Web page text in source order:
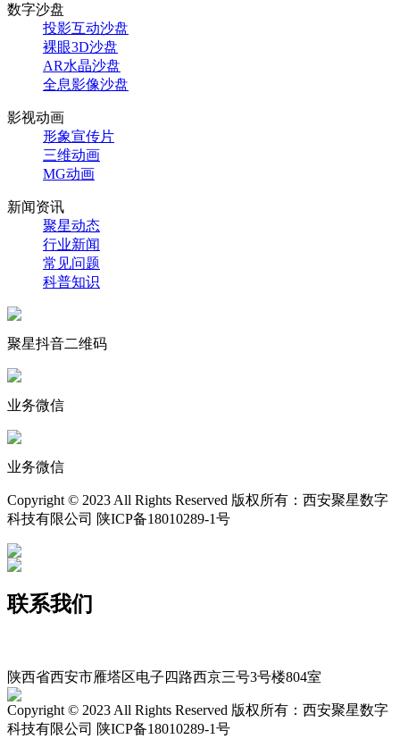
数字沙盘
投影互动沙盘
裸眼3D沙盘
AR水晶沙盘
全息影像沙盘
影视动画
形象宣传片
三维动画
MG动画
新闻资讯
聚星动态
行业新闻
常见问题
科普知识
聚星抖音二维码
业务微信
业务微信
Copyright © 2023 All Rights Reserved 版权所有：西安聚星数字
科技有限公司 陕ICP备18010289-1号
联系我们
陕西省西安市雁塔区电子四路西京三号3号楼804室
Copyright © 2023 All Rights Reserved 版权所有：西安聚星数字
科技有限公司 陕ICP备18010289-1号